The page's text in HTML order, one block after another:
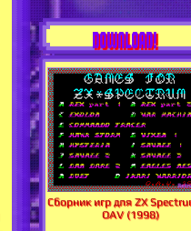
DOWNLOAD!
Сборник игр для ZX
OAV (1998)